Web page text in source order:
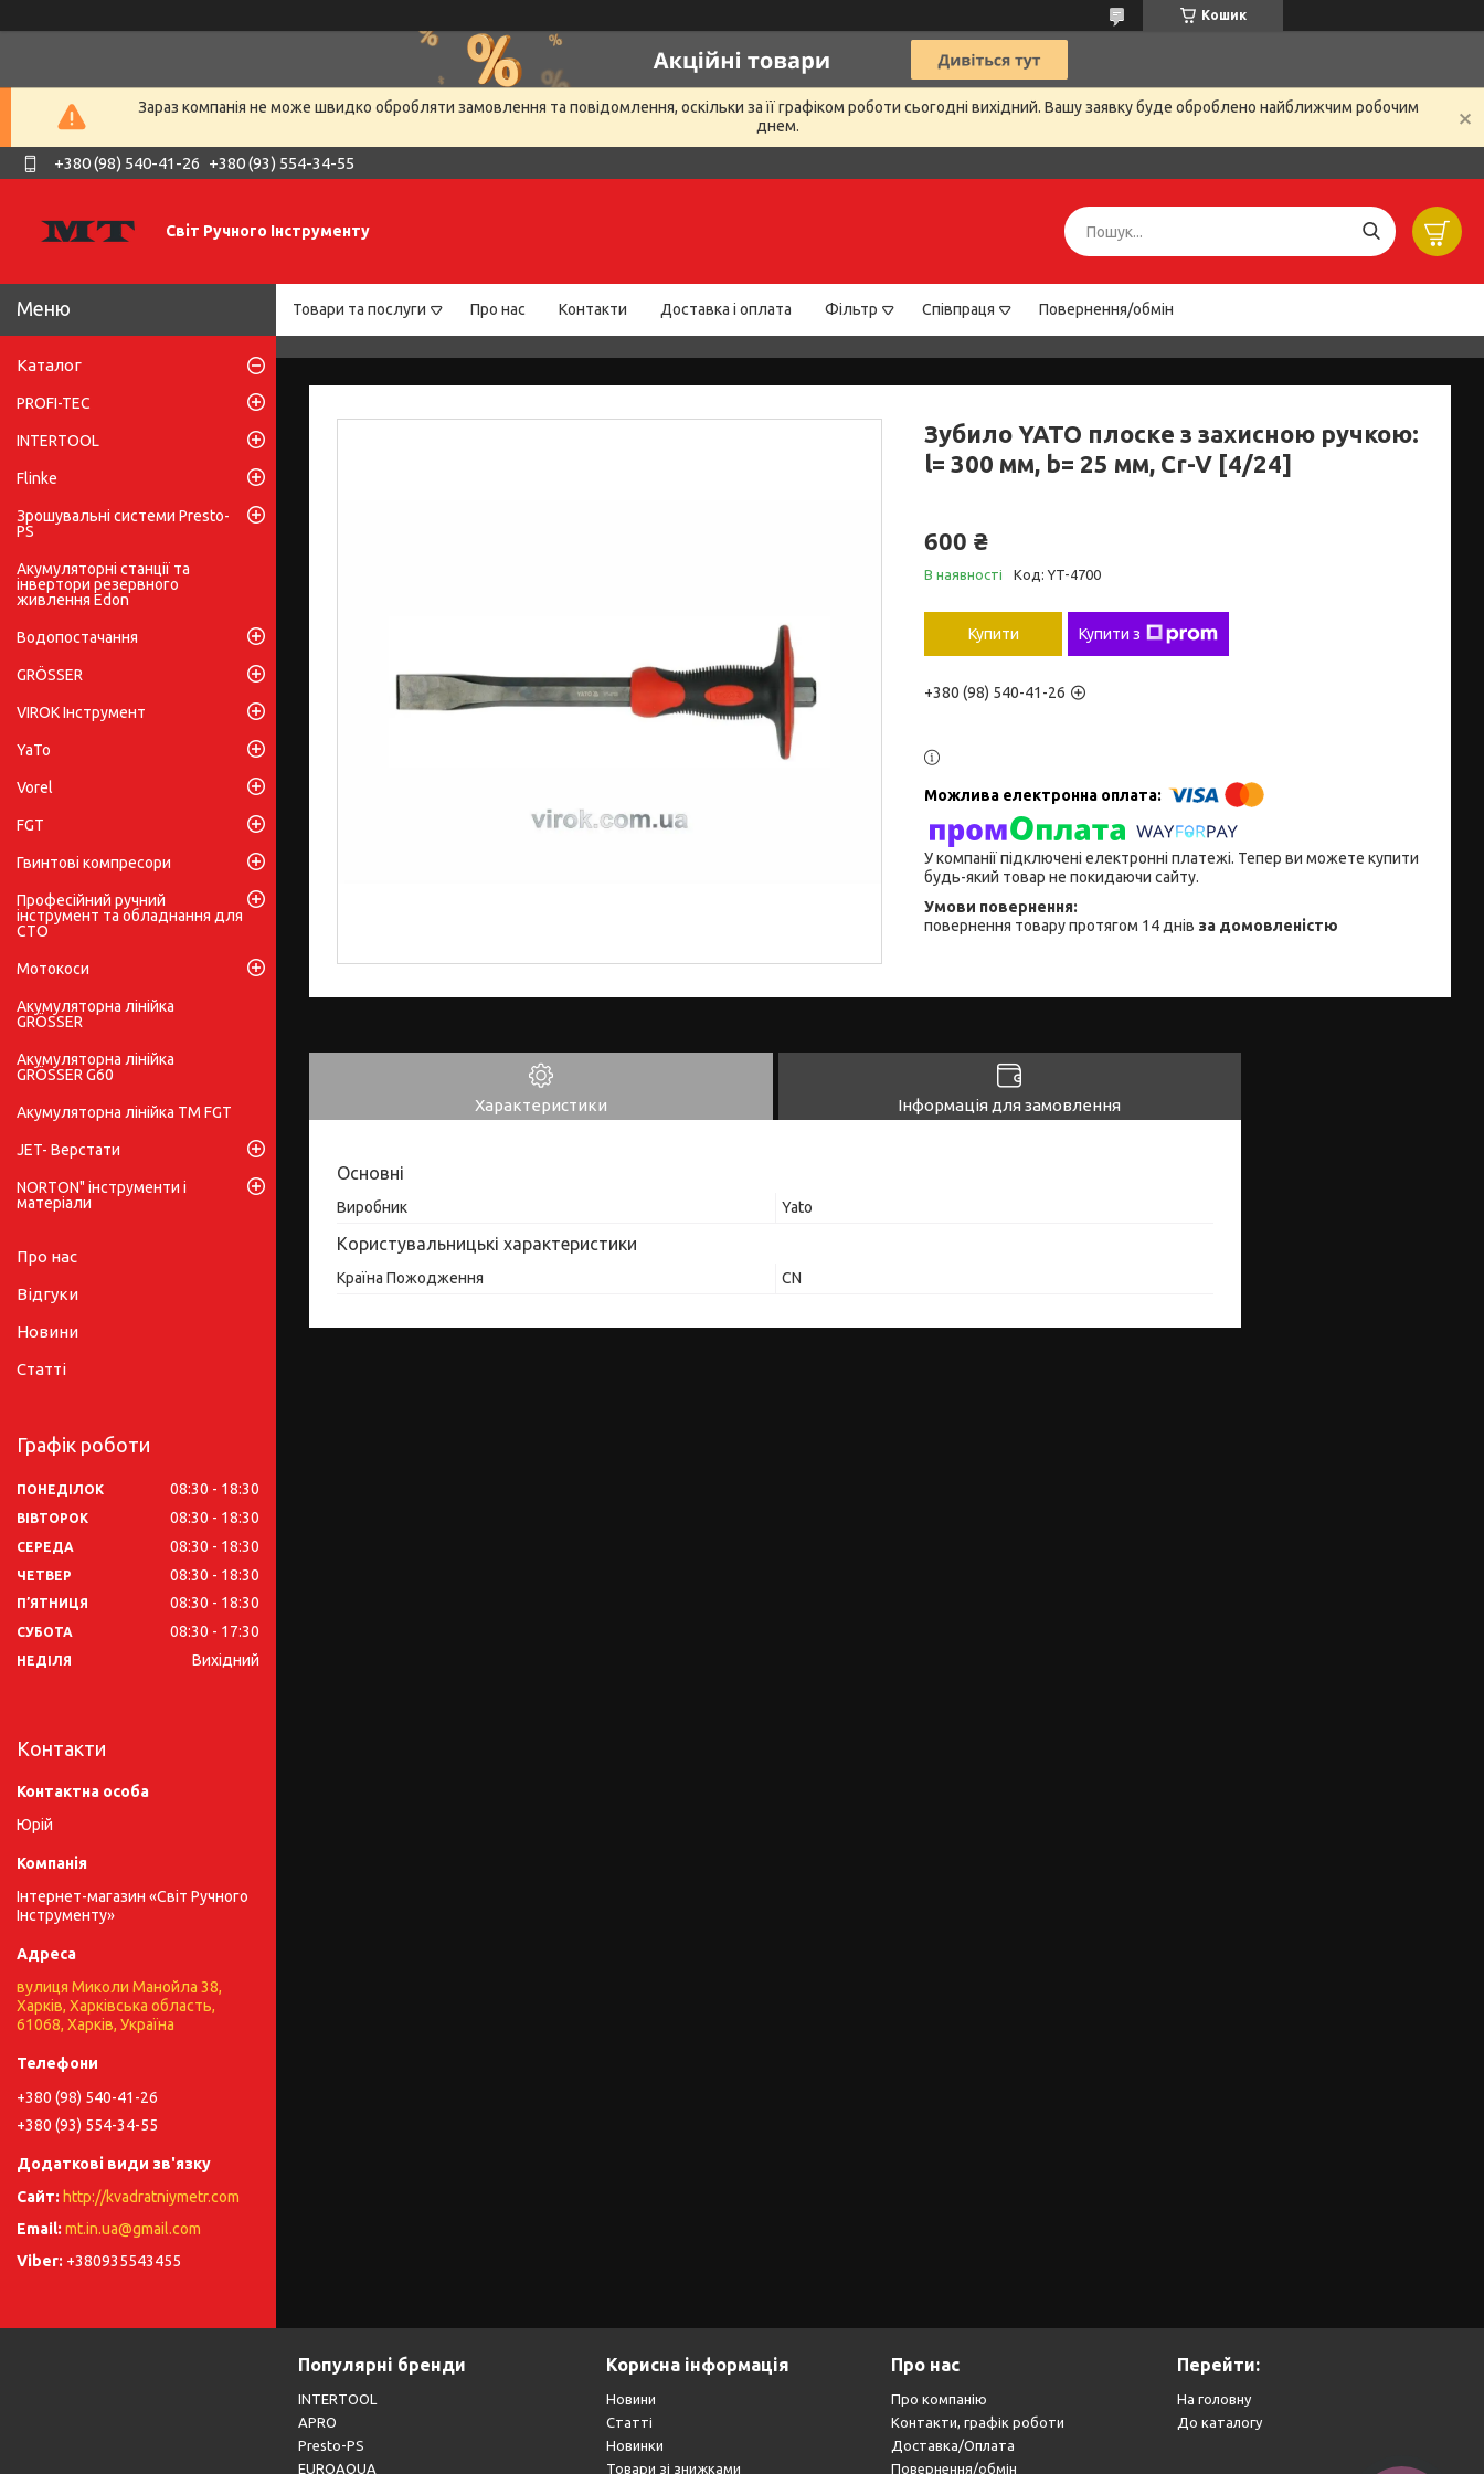
Кошик
Зараз компанія не може швидко обробляти замовлення та повідомлення, оскільки за її графіком роботи сьогодні вихідний. Вашу заявку буде оброблено найближчим робочим
днем.
+380 (98) 540-41-26 +380 (93) 554-34-55
Світ Ручного Інструменту
Товари та послуги Про нас Контакти Доставка і оплата Фільтр Співпраця Повернення/обмін
Зубило YATO плоске з захисною ручкою:
l= 300 мм, b= 25 мм, Cr-V [4/24]
600 ₴
В наявності Код:YT-4700
Купити Купити з
+380 (98) 540-41-26
У компанії підключені електронні платежі. Тепер ви можете купити
будь-який товар не покидаючи сайту.
повернення товару протягом 14 днів за домовленістю
Характеристики Інформація для замовлення
Основні
Виробник Yato
Користувальницькі характеристики
Країна Пожодження CN
Каталог
PROFI-TEC
INTERTOOL
Flinke
Зрошувальні системи Presto-
PS
Акумуляторні станції та
інвертори резервного
живлення Edon
Водопостачання
GRÖSSER
VIROK Інструмент
YaTo
Vorel
FGT
Гвинтові компресори
Професійний ручний
інструмент та обладнання для
СТО
Мотокоси
Акумуляторна лінійка
GRÖSSER
Акумуляторна лінійка
GRÖSSER G60
Акумуляторна лінійка ТМ FGT
JET- Верстати
NORTON" інструменти і
матеріали
Про нас
Відгуки
Новини
Статті
Графік роботи
ПОНЕДІЛОК 08:30 18:30
ВІВТОРОК 08:30 18:30
СЕРЕДА 08:30 18:30
ЧЕТВЕР 08:30 18:30
ПʼЯТНИЦЯ 08:30 18:30
СУБОТА 08:30 17:30
НЕДІЛЯ Вихідний
Контакти
Юрій
Інтернет-магазин «Світ Ручного
Інструменту»
вулиця Миколи Манойла 38,
Харків, Харківська область,
61068, Харків, Україна
+380 (98) 540-41-26
+380 (93) 554-34-55
http://kvadratniymetr.com
mt.in.ua@gmail.com
+380935543455
Популярні бренди
INTERTOOL
APRO
Presto-PS
EUROAQUA
Корисна інформація
Новини
Статті
Новинки
Товари зі знижками
Про нас
Про компанію
Контакти, графік роботи
Доставка/Оплата
Повернення/обмін
Перейти:
На головну
До каталогу